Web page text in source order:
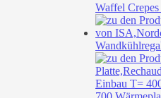
Waffel